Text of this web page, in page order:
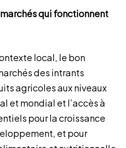
qui fonctionnent
local, le bon
des intrants
agricoles aux niveaux
et mondial et l’accès à
pour la croissance
et pour